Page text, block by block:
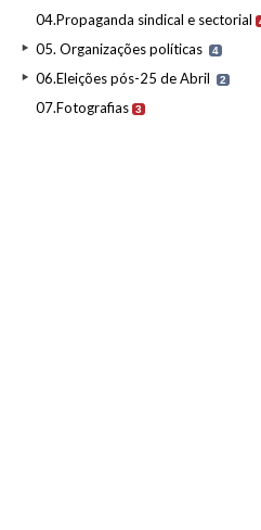
04.Propaganda sindical e sectorial
05. Organizações políticas 4
06.Eleições pós-25 de Abril 2
07.Fotografias 3